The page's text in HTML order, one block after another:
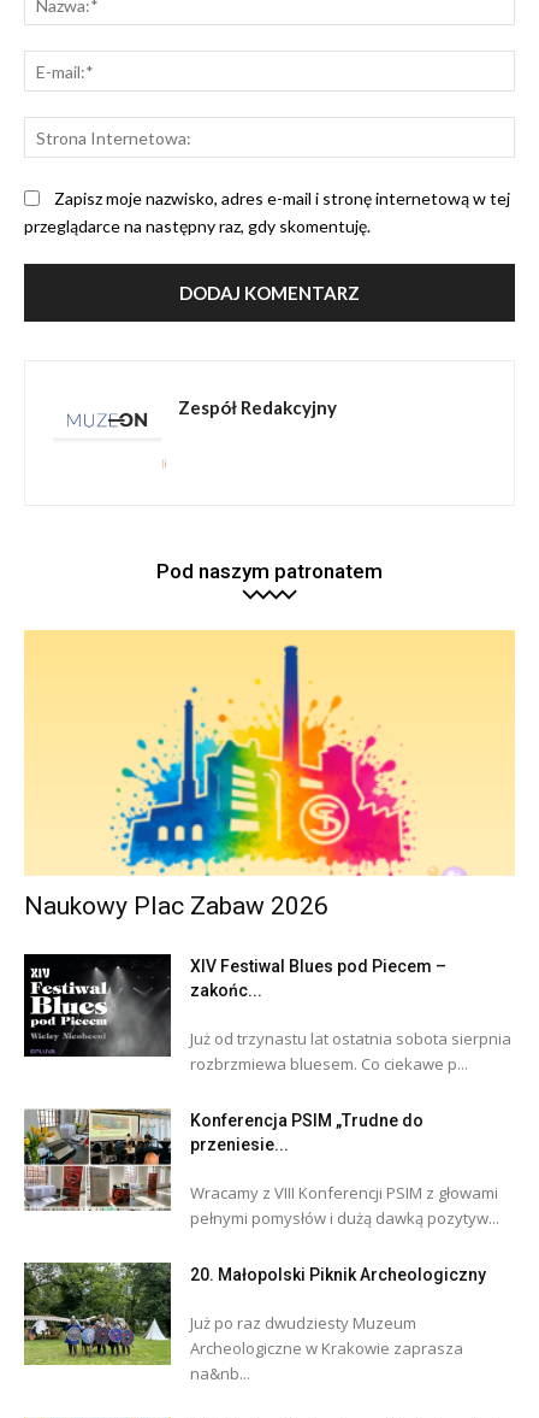
Zapisz moje nazwisko, adres e-mail i stronę internetową w tej
przeglądarce na następny raz, gdy skomentuję.
Zespół Redakcyjny
Pod naszym patronatem
Naukowy Plac Zabaw 2026
XIV Festiwal Blues pod Piecem –
zakońc...
Już od trzynastu lat ostatnia sobota sierpnia
rozbrzmiewa bluesem. Co ciekawe p...
Konferencja PSIM „Trudne do
przeniesie...
Wracamy z VIII Konferencji PSIM z głowami
pełnymi pomysłów i dużą dawką pozytyw...
20. Małopolski Piknik Archeologiczny
Już po raz dwudziesty Muzeum
Archeologiczne w Krakowie zaprasza
na&nb...